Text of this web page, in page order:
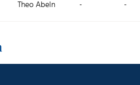
Theo Abeln - -